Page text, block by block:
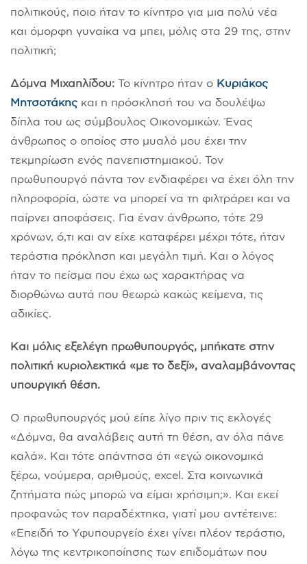
πολιτικούς, ποιο ήταν το κίνητρο για μια πολύ νέα
και όμορφη γυναίκα να μπει, μόλις στα 29 της, στην
πολιτική;
Δόμνα Μιχαηλίδου: Το κίνητρο ήταν ο Κυριάκος
Μητσοτάκης και η πρόσκλησή του να δουλέψω
δίπλα του ως σύμβουλος Οικονομικών. Ένας
άνθρωπος ο οποίος στο μυαλό μου έχει την
τεκμηρίωση ενός πανεπιστημιακού. Τον
πρωθυπουργό πάντα τον ενδιαφέρει να έχει όλη την
πληροφορία, ώστε να μπορεί να τη φιλτράρει και να
παίρνει αποφάσεις. Για έναν άνθρωπο, τότε 29
χρόνων, ό,τι και αν είχε καταφέρει μέχρι τότε, ήταν
τεράστια πρόκληση και μεγάλη τιμή. Και ο λόγος
ήταν το πείσμα που έχω ως χαρακτήρας να
διορθώνω αυτά που θεωρώ κακώς κείμενα, τις
αδικίες.
Και μόλις εξελέγη πρωθυπουργός, μπήκατε στην
πολιτική κυριολεκτικά «με το δεξί», αναλαμβάνοντας
υπουργική θέση.
Ο πρωθυπουργός μού είπε λίγο πριν τις εκλογές
«Δόμνα, θα αναλάβεις αυτή τη θέση, αν όλα πάνε
καλά». Και τότε απάντησα ότι «εγώ οικονομικά
ξέρω, νούμερα, αριθμούς, excel. Στα κοινωνικά
ζητήματα πώς μπορώ να είμαι χρήσιμη;». Και εκεί
προφανώς τον παραδέχτηκα, γιατί μου αντέτεινε:
«Επειδή το Yφυπουργείο έχει γίνει πλέον τεράστιο,
λόγω της κεντρικοποίησης των επιδομάτων που